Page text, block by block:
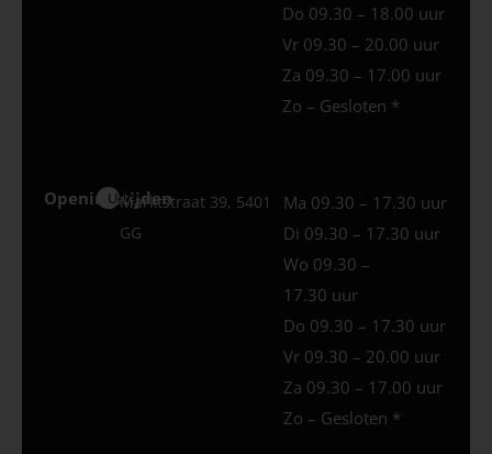
Do 09.30 – 18.00 uur
Vr 09.30 – 20.00 uur
Za 09.30 – 17.00 uur
Zo – Gesloten *
Openingstijden
Uden
Marktstraat 39, 5401
GG
Ma 09.30 – 17.30 uur
Di 09.30 – 17.30 uur
Wo 09.30 –
17.30 uur
Do 09.30 – 17.30 uur
Vr 09.30 – 20.00 uur
Za 09.30 – 17.00 uur
Zo – Gesloten *